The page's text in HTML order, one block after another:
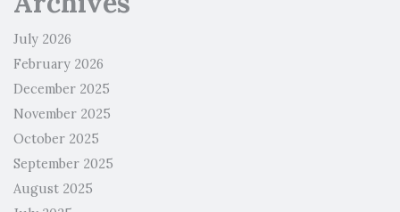
July 2026
February 2026
December 2025
November 2025
October 2025
September 2025
August 2025